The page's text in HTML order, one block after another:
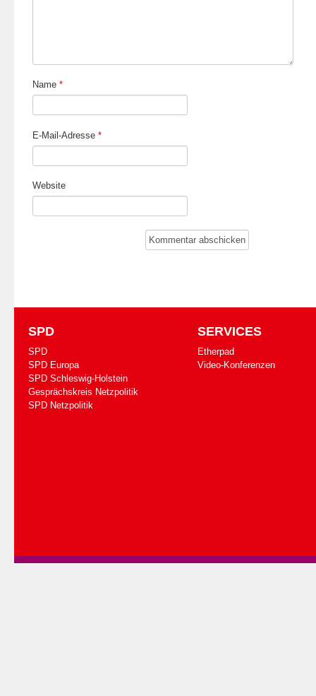
Name *
E-Mail-Adresse *
Website
SPD
SPD
SPD Europa
SPD Schleswig-Holstein
Gesprächskreis Netzpolitik
SPD Netzpolitik
SERVICES
Etherpad
Video-Konferenzen